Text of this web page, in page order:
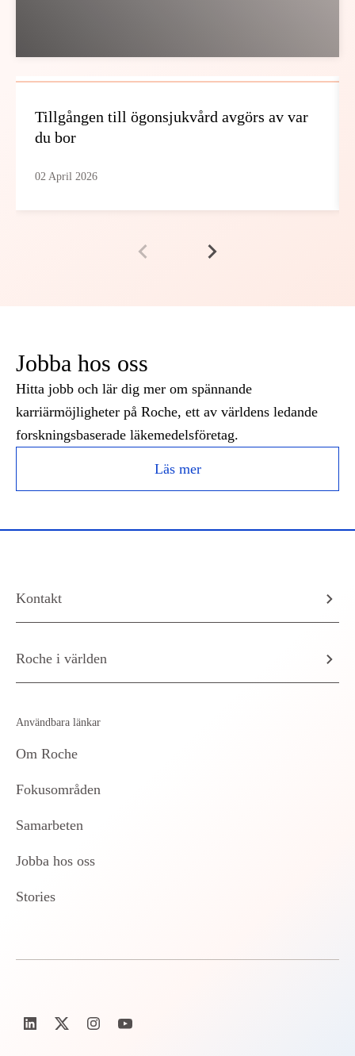
Tillgången till ögonsjukvård avgörs av var
du bor
02 April 2026
Jobba hos oss
Hitta jobb och lär dig mer om spännande
karriärmöjligheter på Roche, ett av världens ledande
forskningsbaserade läkemedelsföretag.
Läs mer
Kontakt
Roche i världen
Användbara länkar
Om Roche
Fokusområden
Samarbeten
Jobba hos oss
Stories